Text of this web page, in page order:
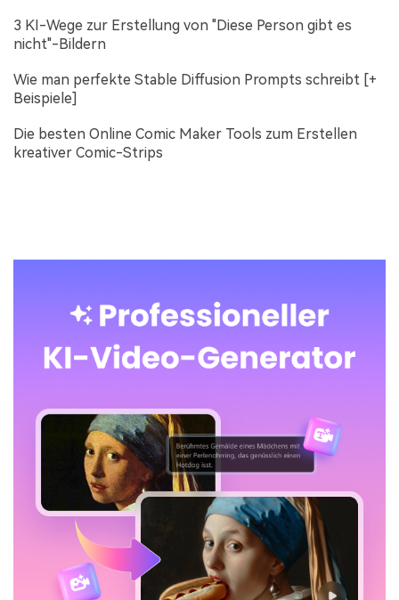
3 KI-Wege zur Erstellung von "Diese Person gibt es
nicht"-Bildern
Wie man perfekte Stable Diffusion Prompts schreibt [+
Beispiele]
Die besten Online Comic Maker Tools zum Erstellen
kreativer Comic-Strips